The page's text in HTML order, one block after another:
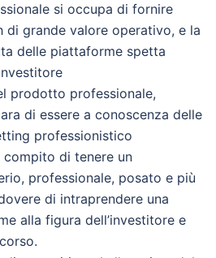
si occupa di fornire
di grande valore operativo, e la
delle piattaforme spetta
prodotto professionale,
di essere a conoscenza delle
professionistico
compito di tenere un
professionale, posato e più
di intraprendere una
alla figura dell’investitore e